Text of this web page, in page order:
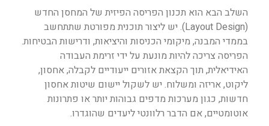
השלב הבא הוא תכנון הפריסה הפיזית של המחסן החדש
(Layout Design). יש ליצור תוכנית מפורטת שתתחשב
בממדי המבנה, מיקומי הכניסות והיציאות, ודרישות הבטיחות.
הפריסה צריכה להיות מונעת על ידי זרימת העבודה
האידיאלית, תוך הקצאת אזורים ייעודיים לקבלה, אחסון,
ליקוט, אריזה ומשלוח. יש לשקול יישום שיטות אחסון
חדשות, כגון מערכות מדפים גבוהות יותר או פתרונות
אוטומטיים, אם הדבר רלוונטי ליעדים שהוגדרו.